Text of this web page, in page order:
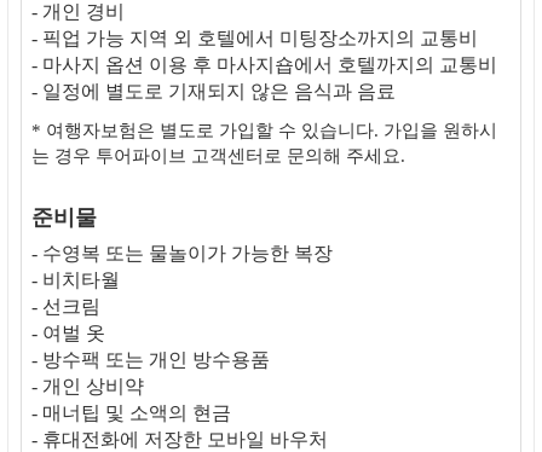
- 개인 경비
- 픽업 가능 지역 외 호텔에서 미팅장소까지의 교통비
- 마사지 옵션 이용 후 마사지숍에서 호텔까지의 교통비
- 일정에 별도로 기재되지 않은 음식과 음료
* 여행자보험은 별도로 가입할 수 있습니다. 가입을 원하시
는 경우 투어파이브 고객센터로 문의해 주세요.
준비물
- 수영복 또는 물놀이가 가능한 복장
- 비치타월
- 선크림
- 여벌 옷
- 방수팩 또는 개인 방수용품
- 개인 상비약
- 매너팁 및 소액의 현금
- 휴대전화에 저장한 모바일 바우처